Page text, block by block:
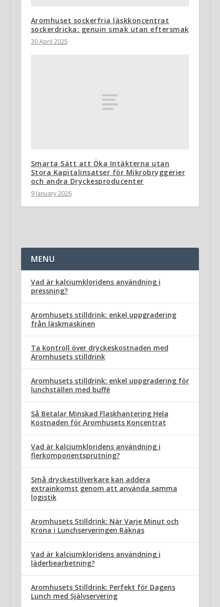
Aromhuset sockerfria läskkoncentrat
sockerdricka: genuin smak utan eftersmak
30 April 2025
Smarta Sätt att Öka Intäkterna utan
Stora Kapitalinsatser för Mikrobryggerier
och andra Dryckesproducenter
9 January 2026
MENU
Vad är kalciumkloridens användning i
pressning?
Aromhusets stilldrink: enkel uppgradering
från läskmaskinen
Ta kontroll över dryckeskostnaden med
Aromhusets stilldrink
Aromhusets stilldrink: enkel uppgradering för
lunchställen med buffé
Så Betalar Minskad Flaskhantering Hela
Kostnaden för Aromhusets Koncentrat
Vad är kalciumkloridens användning i
flerkomponentsprutning?
Små dryckestillverkare kan addera
extrainkomst genom att använda samma
logistik
Aromhusets Stilldrink: När Varje Minut och
Krona i Lunchserveringen Räknas
Vad är kalciumkloridens användning i
läderbearbetning?
Aromhusets Stilldrink: Perfekt för Dagens
Lunch med Självservering